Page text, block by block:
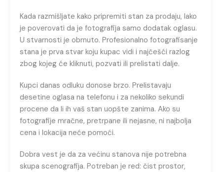
Kada razmišljate kako pripremiti stan za prodaju, lako
je poverovati da je fotografija samo dodatak oglasu.
U stvarnosti je obrnuto. Profesionalno fotografisanje
stana je prva stvar koju kupac vidi i najčešći razlog
zbog kojeg će kliknuti, pozvati ili prelistati dalje.
Kupci danas odluku donose brzo. Prelistavaju
desetine oglasa na telefonu i za nekoliko sekundi
procene da li ih vaš stan uopšte zanima. Ako su
fotografije mračne, pretrpane ili nejasne, ni najbolja
cena i lokacija neće pomoći.
Dobra vest je da za većinu stanova nije potrebna
skupa scenografija. Potreban je red: čist prostor,